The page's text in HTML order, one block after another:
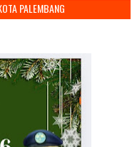
PALEMBANG